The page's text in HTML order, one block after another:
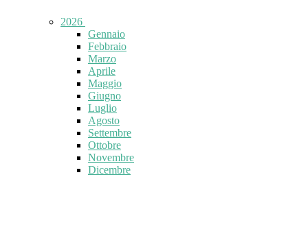
2026
Gennaio
Febbraio
Marzo
Aprile
Maggio
Giugno
Luglio
Agosto
Settembre
Ottobre
Novembre
Dicembre